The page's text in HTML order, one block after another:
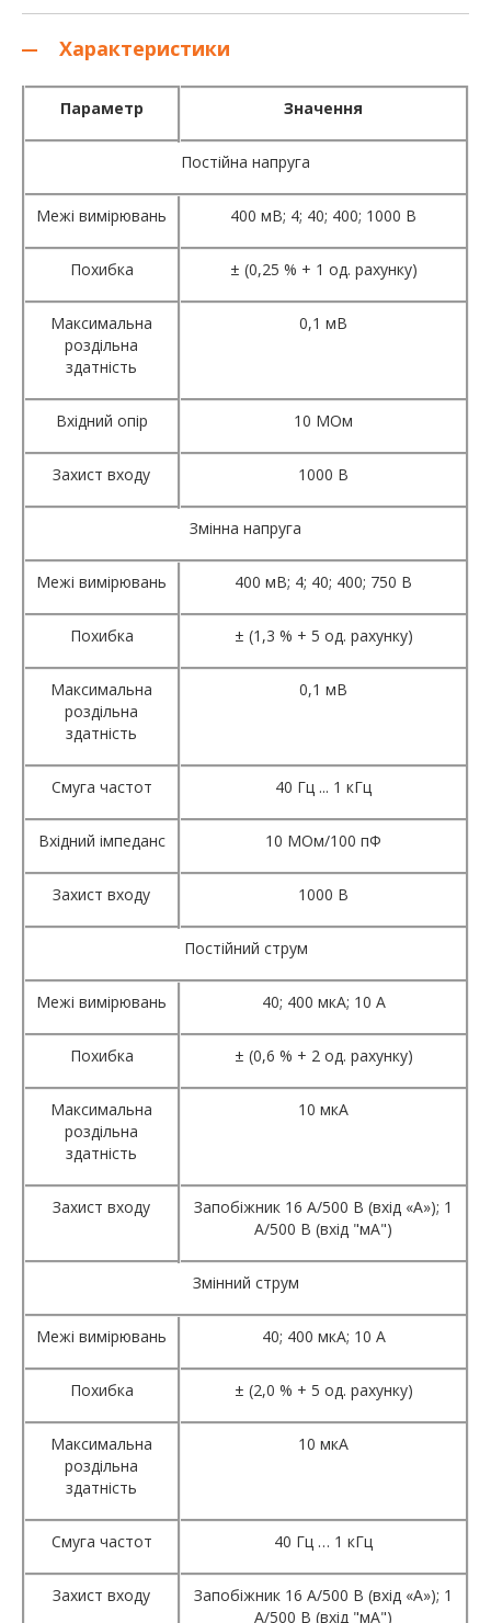
Характеристики
Параметр Значення
Постійна напруга
Межі вимірювань 400 мВ; 4; 40; 400; 1000 В
Похибка ± (0,25 % + 1 од. рахунку)
Максимальна
роздільна
здатність
0,1 мВ
Вхідний опір 10 МОм
Захист входу 1000 В
Змінна напруга
Межі вимірювань 400 мВ; 4; 40; 400; 750 В
Похибка ± (1,3 % + 5 од. рахунку)
Максимальна
роздільна
здатність
0,1 мВ
Смуга частот 40 Гц ... 1 кГц
Вхідний імпеданс 10 МОм/100 пФ
Захист входу 1000 В
Постійний струм
Межі вимірювань 40; 400 мкА; 10 А
Похибка ± (0,6 % + 2 од. рахунку)
Максимальна
роздільна
здатність
10 мкА
Захист входу
Запобіжник 16 А/500 В (вхід «А»); 1
А/500 В (вхід "мА")
Змінний струм
Межі вимірювань 40; 400 мкА; 10 А
Похибка ± (2,0 % + 5 од. рахунку)
Максимальна
роздільна
здатність
10 мкА
Смуга частот 40 Гц … 1 кГц
Захист входу
Запобіжник 16 А/500 В (вхід «А»); 1
А/500 В (вхід "мА")